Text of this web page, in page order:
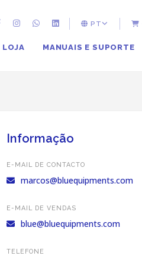
PT
LOJA MANUAIS E SUPORTE
Informação
E-MAIL DE CONTACTO
marcos@bluequipments.com
E-MAIL DE VENDAS
blue@bluequipments.com
TELEFONE